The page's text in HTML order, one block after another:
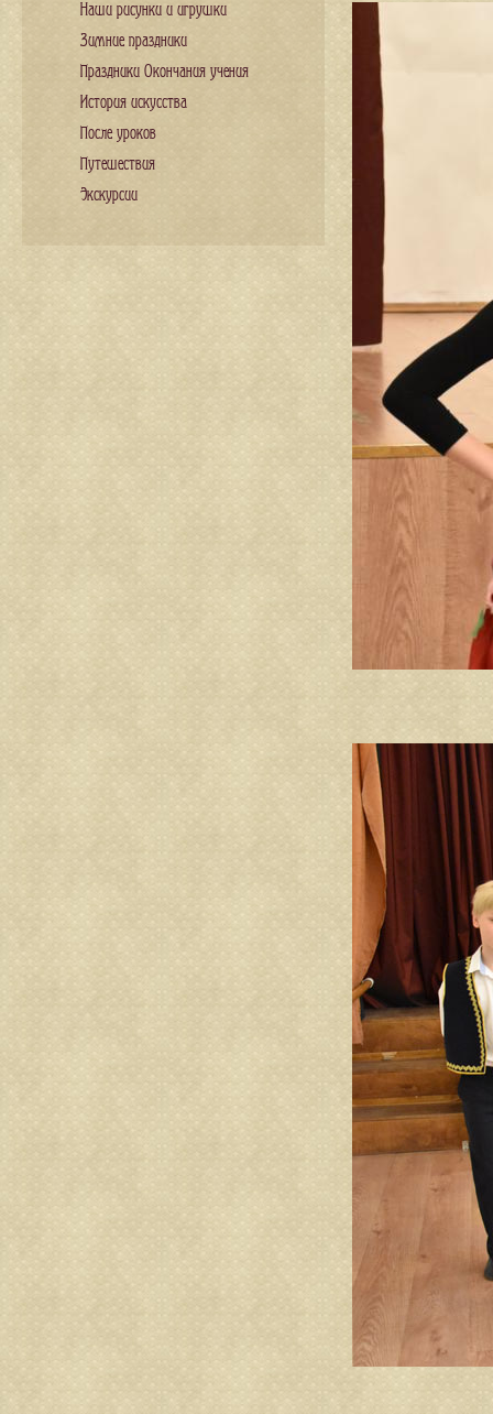
Наши рисунки и игрушки
Зимние праздники
Праздники Окончания учения
История искусства
После уроков
Путешествия
Экскурсии